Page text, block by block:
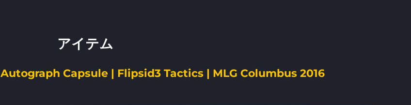
アイテム
Autograph Capsule | Flipsid3 Tactics | MLG Columbus 2016